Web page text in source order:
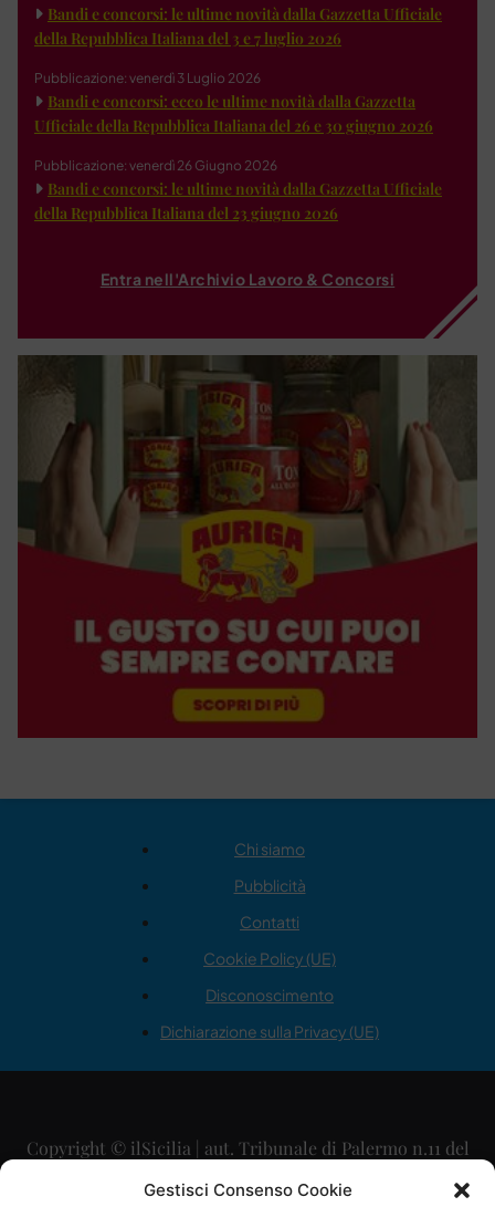
Gestisci Consenso Cookie
Bandi e concorsi: le ultime novità dalla Gazzetta Ufficiale
della Repubblica Italiana del 3 e 7 luglio 2026
Pubblicazione: venerdì 3 Luglio 2026
Bandi e concorsi: ecco le ultime novità dalla Gazzetta
Ufficiale della Repubblica Italiana del 26 e 30 giugno 2026
Pubblicazione: venerdì 26 Giugno 2026
Bandi e concorsi: le ultime novità dalla Gazzetta Ufficiale
della Repubblica Italiana del 23 giugno 2026
Entra nell'Archivio Lavoro & Concorsi
Chi siamo
Pubblicità
Contatti
Cookie Policy (UE)
Disconoscimento
Dichiarazione sulla Privacy (UE)
Copyright © ilSicilia | aut. Tribunale di Palermo n.11 del
29/09/2015